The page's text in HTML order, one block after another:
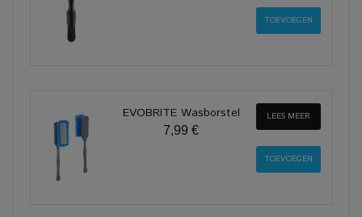
EVOBRITE Wasborstel
7,99 €
LEES MEER